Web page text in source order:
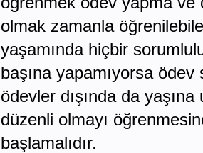
olmak zamanla
yaşamında hiçbir
başına yapamıyorsa
ödevler dışında da
düzenli olmayı
başlamalıdır.